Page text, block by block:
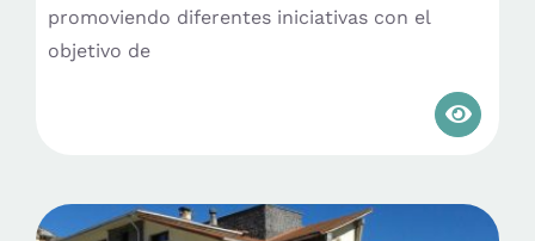
promoviendo diferentes iniciativas con el
objetivo de